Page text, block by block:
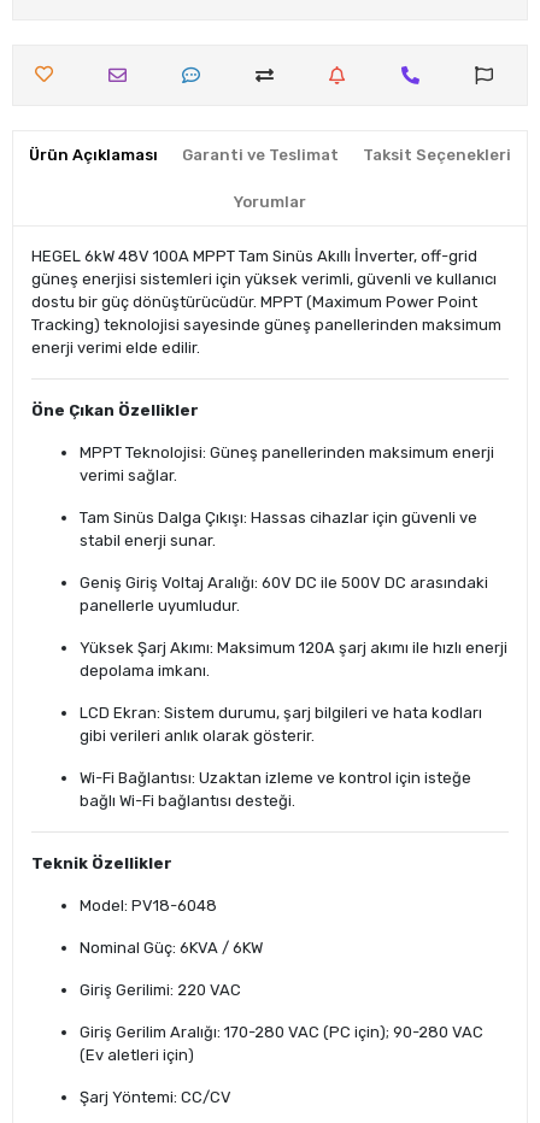
Ürün Açıklaması Garanti ve Teslimat Taksit Seçenekleri
Yorumlar
HEGEL 6kW 48V 100A MPPT Tam Sinüs Akıllı İnverter, off-grid
güneş enerjisi sistemleri için yüksek verimli, güvenli ve kullanıcı
dostu bir güç dönüştürücüdür. MPPT (Maximum Power Point
Tracking) teknolojisi sayesinde güneş panellerinden maksimum
enerji verimi elde edilir.
Öne Çıkan Özellikler
MPPT Teknolojisi: Güneş panellerinden maksimum enerji
verimi sağlar.
Tam Sinüs Dalga Çıkışı: Hassas cihazlar için güvenli ve
stabil enerji sunar.
Geniş Giriş Voltaj Aralığı: 60V DC ile 500V DC arasındaki
panellerle uyumludur.
Yüksek Şarj Akımı: Maksimum 120A şarj akımı ile hızlı enerji
depolama imkanı.
LCD Ekran: Sistem durumu, şarj bilgileri ve hata kodları
gibi verileri anlık olarak gösterir.
Wi-Fi Bağlantısı: Uzaktan izleme ve kontrol için isteğe
bağlı Wi-Fi bağlantısı desteği.
Teknik Özellikler
Model: PV18-6048
Nominal Güç: 6KVA / 6KW
Giriş Gerilimi: 220 VAC
Giriş Gerilim Aralığı: 170-280 VAC (PC için); 90-280 VAC
(Ev aletleri için)
Şarj Yöntemi: CC/CV